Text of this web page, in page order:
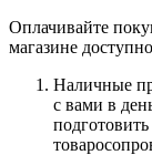
Оплачивайте
магазине
Наличные
с вами в